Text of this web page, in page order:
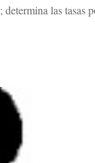
las tasas